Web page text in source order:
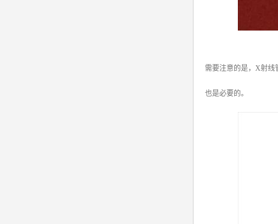
需要注意的是，X射线
也是必要的。